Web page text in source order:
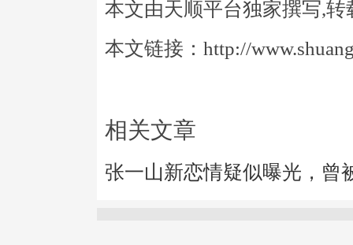
本文由天顺平台独家撰写,转
本文链接：http://
相关文章
张一山新恋情疑似曝光，曾